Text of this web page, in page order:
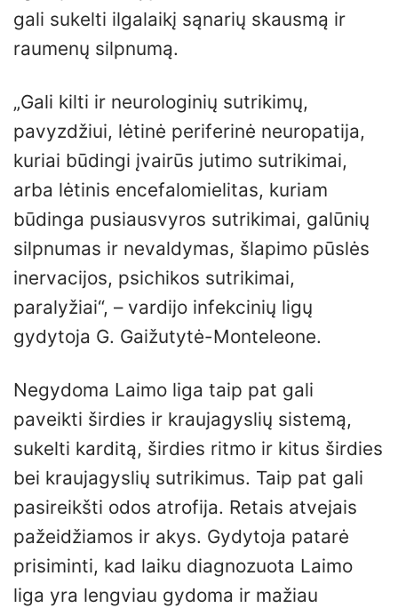
gali sukelti ilgalaikį sąnarių skausmą ir
raumenų silpnumą.
„Gali kilti ir neurologinių sutrikimų,
pavyzdžiui, lėtinė periferinė neuropatija,
kuriai būdingi įvairūs jutimo sutrikimai,
arba lėtinis encefalomielitas, kuriam
būdinga pusiausvyros sutrikimai, galūnių
silpnumas ir nevaldymas, šlapimo pūslės
inervacijos, psichikos sutrikimai,
paralyžiai“, – vardijo infekcinių ligų
gydytoja G. Gaižutytė-Monteleone.
Negydoma Laimo liga taip pat gali
paveikti širdies ir kraujagyslių sistemą,
sukelti karditą, širdies ritmo ir kitus širdies
bei kraujagyslių sutrikimus. Taip pat gali
pasireikšti odos atrofija. Retais atvejais
pažeidžiamos ir akys. Gydytoja patarė
prisiminti, kad laiku diagnozuota Laimo
liga yra lengviau gydoma ir mažiau